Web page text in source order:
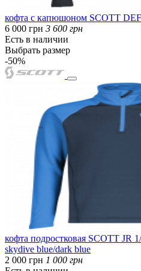
кофта с капюшоном SCOTT
6 000 грн 3 600 грн
Есть в наличии
Выбрать размер
-50%
кофта подростковая SCOTT
skydive blue/dark blue
2 000 грн 1 000 грн